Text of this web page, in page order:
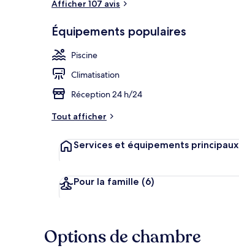
Afficher 107 avis
Équipements populaires
Piscine
Climatisation
Réception 24 h/24
Tout afficher
Services et équipements principaux
Pour la famille (6)
Options de chambre